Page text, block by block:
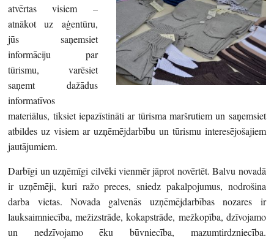
atvērtas visiem –
atnākot uz aģentūru,
jūs saņemsiet
informāciju par
tūrismu, varēsiet
saņemt dažādus
informatīvos
materiālus, tiksiet iepazīstināti ar tūrisma maršrutiem un saņemsiet
atbildes uz visiem ar uzņēmējdarbību un tūrismu interesējošajiem
jautājumiem.
Darbīgi un uzņēmīgi cilvēki vienmēr jāprot novērtēt. Balvu novadā
ir uzņēmēji, kuri ražo preces, sniedz pakalpojumus, nodrošina
darba vietas. Novada galvenās uzņēmējdarbības nozares ir
lauksaimniecība, mežizstrāde, kokapstrāde, mežkopība, dzīvojamo
un nedzīvojamo ēku būvniecība, mazumtirdzniecība.